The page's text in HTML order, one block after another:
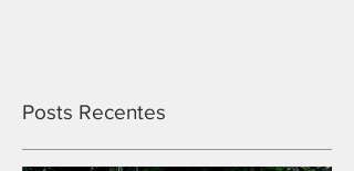
Posts Recentes